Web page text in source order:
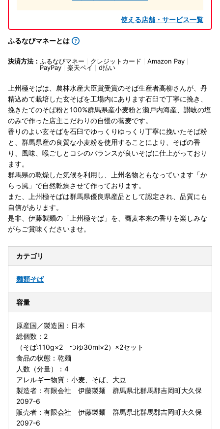
使える店舗・サービス一覧
ふるなびマネーとは
決済方法： ふるなびマネー クレジットカード
Amazon Pay
PayPay
楽天ペイ d払い
上州極そばは、農林水産大臣賞受賞のそば生産者高柳さんが、丹
精込めて栽培した玄そばを工場内にあります石臼で丁寧に挽き、
挽きたてのそば粉と100%群馬県産小麦粉と瀬戸内海産、讃岐の塩
のみで作った店主こだわりの自慢の蕎麦です。
香りのよい玄そばを石臼でゆっくりゆっくり丁寧に挽いたそば粉
と、群馬県産の良質な小麦粉を使用することにより、そばの香
り、風味、喉ごしとコシのバランスが良いそばに仕上がっており
ます。
群馬県の乾燥した気候を利用し、上州名物ともなっています「か
らっ風」で自然乾燥させて作っております。
また、上州極そばは群馬県優良県産品として認定され、品質にも
自信があります。
是非、伊藤製麺の「上州極そば」を、蕎麦本来の香りを楽しみな
がらご賞味くださいませ。
カテゴリ
麺類そば
容量
原産国／製造国：日本
総個数：2
（そば:110g×2 つゆ30ml×2）×2セット
食品の状態：乾麺
人数（分量）：4
アレルギー物質：小麦、そば、大豆
製造者：有限会社 伊藤製麺 群馬県北群馬郡吉岡町大久保
2097-6
販売者：有限会社 伊藤製麺 群馬県北群馬郡吉岡町大久保
2097-6